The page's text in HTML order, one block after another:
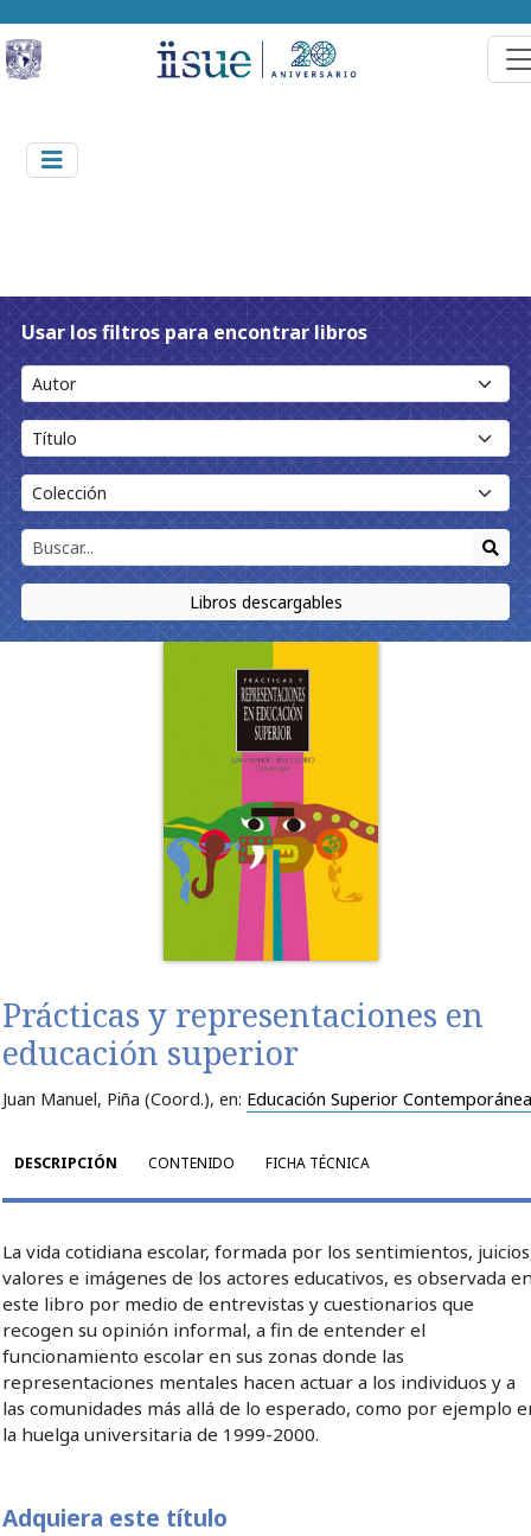
Usar los filtros para encontrar libros
Libros descargables
Prácticas y representaciones en
educación superior
Juan Manuel, Piña (Coord.), en: Educación Superior
DESCRIPCIÓN CONTENIDO FICHA TÉCNICA
La vida cotidiana escolar, formada por los sentimientos,
valores e imágenes de los actores educativos, es observada
este libro por medio de entrevistas y cuestionarios que
recogen su opinión informal, a fin de entender el
funcionamiento escolar en sus zonas donde las
representaciones mentales hacen actuar a los individuos y a
las comunidades más allá de lo esperado, como por ejemplo
la huelga universitaria de 1999-2000.
Adquiera este título